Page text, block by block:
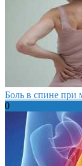
Боль в спине при
0